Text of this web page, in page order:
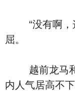
“没有啊，这
屈。
越前龙马和
内人气居高不